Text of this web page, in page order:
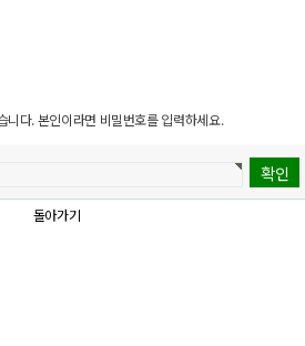
니다. 본인이라면 비밀번호를 입력하세요.
돌아가기